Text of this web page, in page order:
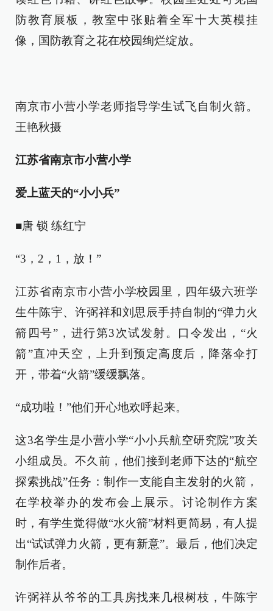
防教育展板，教室中张贴着全军十大英模挂
像，国防教育之花在校园绚烂绽放。
南京市小营小学老师指导学生试飞自制火箭。
王艳秋摄
江苏省南京市小营小学
爱上蓝天的“小小兵”
■唐 锁 练红宁
“3，2，1，放！”
江苏省南京市小营小学校园里，四年级六班学
生牛陈宇、许弼祥和刘思辰手持自制的“弹力火
箭四号”，进行第3次试发射。口令发出，“火
箭”直冲天空，上升到预定高度后，降落伞打
开，带着“火箭”缓缓飘落。
“成功啦！”他们开心地欢呼起来。
这3名学生是小营小学“小小兵航空研究院”攻关
小组成员。不久前，他们接到老师下达的“航空
探索挑战”任务：制作一支能自主发射的火箭，
在学校举办的发布会上展示。讨论制作方案
时，有学生觉得做“水火箭”材料更简易，有人提
出“试试弹力火箭，更有新意”。最后，他们决定
制作后者。
许弼祥从爷爷的工具房找来几根树枝，牛陈宇